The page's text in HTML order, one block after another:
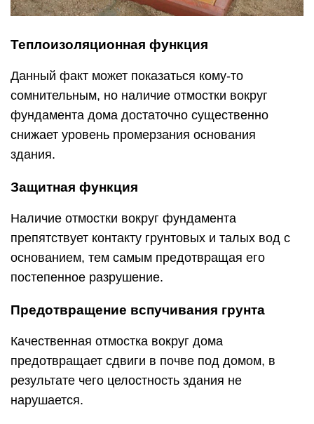
Теплоизоляционная функция
Данный факт может показаться кому-то
сомнительным, но наличие отмостки вокруг
фундамента дома достаточно существенно
снижает уровень промерзания основания
здания.
Защитная функция
Наличие отмостки вокруг фундамента
препятствует контакту грунтовых и талых вод с
основанием, тем самым предотвращая его
постепенное разрушение.
Предотвращение вспучивания грунта
Качественная отмостка вокруг дома
предотвращает сдвиги в почве под домом, в
результате чего целостность здания не
нарушается.